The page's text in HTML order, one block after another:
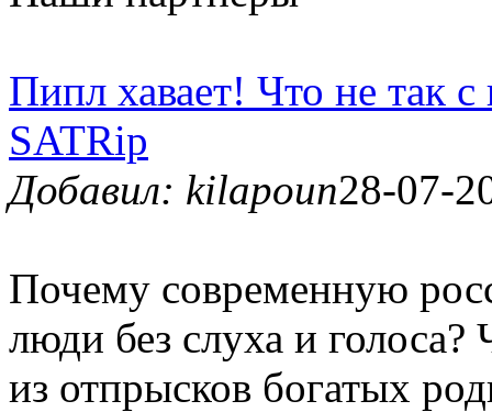
Пипл хавает! Что не так
SATRip
Добавил: kilapoun28-07-
Почему современную
люди без слуха и
из отпрысков богатых